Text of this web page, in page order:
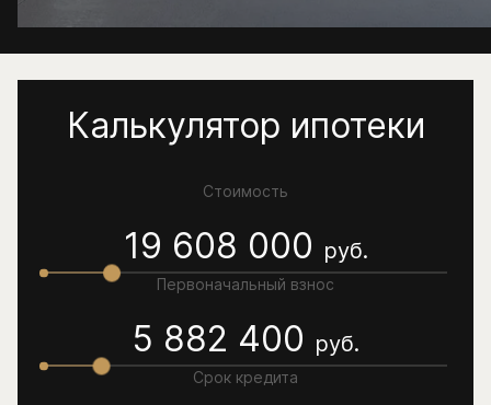
Калькулятор ипотеки
Стоимость
19 608 000 руб.
Первоначальный взнос
5 882 400 руб.
Срок кредита